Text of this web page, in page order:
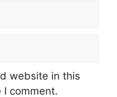
website in this
comment.